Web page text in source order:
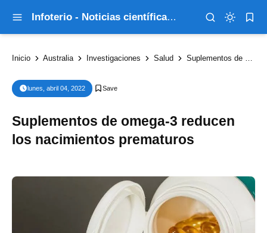
Infoterio - Noticias científicas que explican el mundo
Inicio Australia Investigaciones Salud Suplementos de omega-3 reducen los nacimientos prematuros
lunes, abril 04, 2022
Suplementos de omega-3 reducen
los nacimientos prematuros